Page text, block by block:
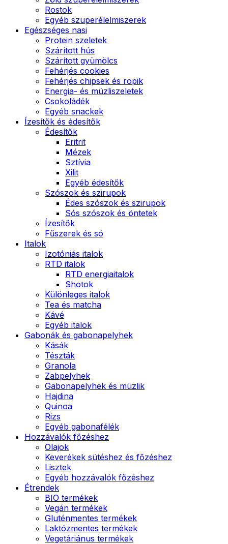
Rostok
Egyéb szuperélelmiszerek
Egészséges nasi
Protein szeletek
Szárított hús
Szárított gyümölcs
Fehérjés cookies
Fehérjés chipsek és ropik
Energia- és müzliszeletek
Csokoládék
Egyéb snackek
Ízesítők és édesítők
Édesítők
Eritrit
Mézek
Sztívia
Xilit
Egyéb édesítők
Szószok és szirupok
Édes szószok és szirupok
Sós szószok és öntetek
Ízesítők
Fűszerek és só
Italok
Izotóniás italok
RTD italok
RTD energiaitalok
Shotok
Különleges italok
Tea és matcha
Kávé
Egyéb italok
Gabonák és gabonapelyhek
Kásák
Tészták
Granola
Zabpelyhek
Gabonapelyhek és müzlik
Hajdina
Quinoa
Rizs
Egyéb gabonafélék
Hozzávalók főzéshez
Olajok
Keverékek sütéshez és főzéshez
Lisztek
Egyéb hozzávalók főzéshez
Étrendek
BIO termékek
Vegán termékek
Gluténmentes termékek
Laktózmentes termékek
Vegetáriánus termékek